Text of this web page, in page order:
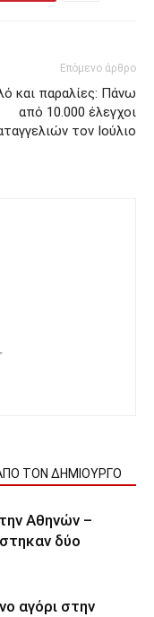
Επόμενο άρθρο
και παραλίες: Πάνω
από 10.000 έλεγχοι
τον Ιούλιο
ΤΟΝ ΔΗΜΙΟΥΡΓΟ
Αθηνών –
δύο
αγόρι στην